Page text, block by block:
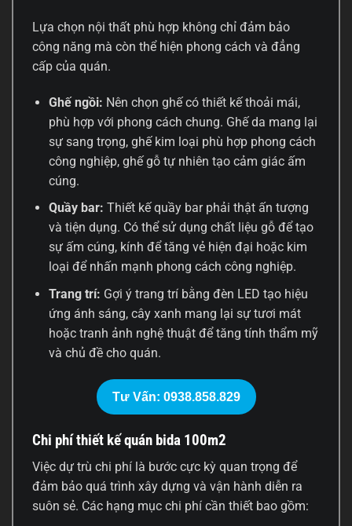
Lựa chọn nội thất phù hợp không chỉ đảm bảo
công năng mà còn thể hiện phong cách và đẳng
cấp của quán.
Ghế ngồi: Nên chọn ghế có thiết kế thoải mái,
phù hợp với phong cách chung. Ghế da mang lại
sự sang trọng, ghế kim loại phù hợp phong cách
công nghiệp, ghế gỗ tự nhiên tạo cảm giác ấm
cúng.
Quầy bar: Thiết kế quầy bar phải thật ấn tượng
và tiện dụng. Có thể sử dụng chất liệu gỗ để tạo
sự ấm cúng, kính để tăng vẻ hiện đại hoặc kim
loại để nhấn mạnh phong cách công nghiệp.
Trang trí: Gợi ý trang trí bằng đèn LED tạo hiệu
ứng ánh sáng, cây xanh mang lại sự tươi mát
hoặc tranh ảnh nghệ thuật để tăng tính thẩm mỹ
và chủ đề cho quán.
Tư Vấn: 0938.858.829
Chi phí thiết kế quán bida 100m2
Việc dự trù chi phí là bước cực kỳ quan trọng để
đảm bảo quá trình xây dựng và vận hành diễn ra
suôn sẻ. Các hạng mục chi phí cần thiết bao gồm: